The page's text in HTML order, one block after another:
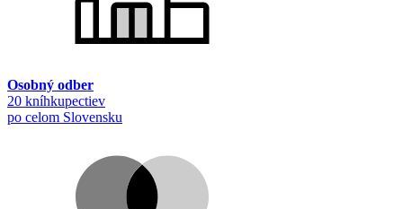
Osobný odber
20 kníhkupectiev
po celom Slovensku